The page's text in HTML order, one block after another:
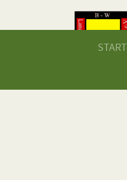
START